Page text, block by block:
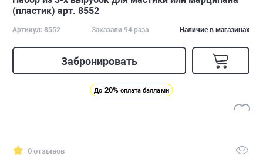
(пластик) арт. 8552
Артикул: 8552 Заказали 94 раза Наличие в магазинах
Забронировать
До 20% оплата баллами
0 отзывов